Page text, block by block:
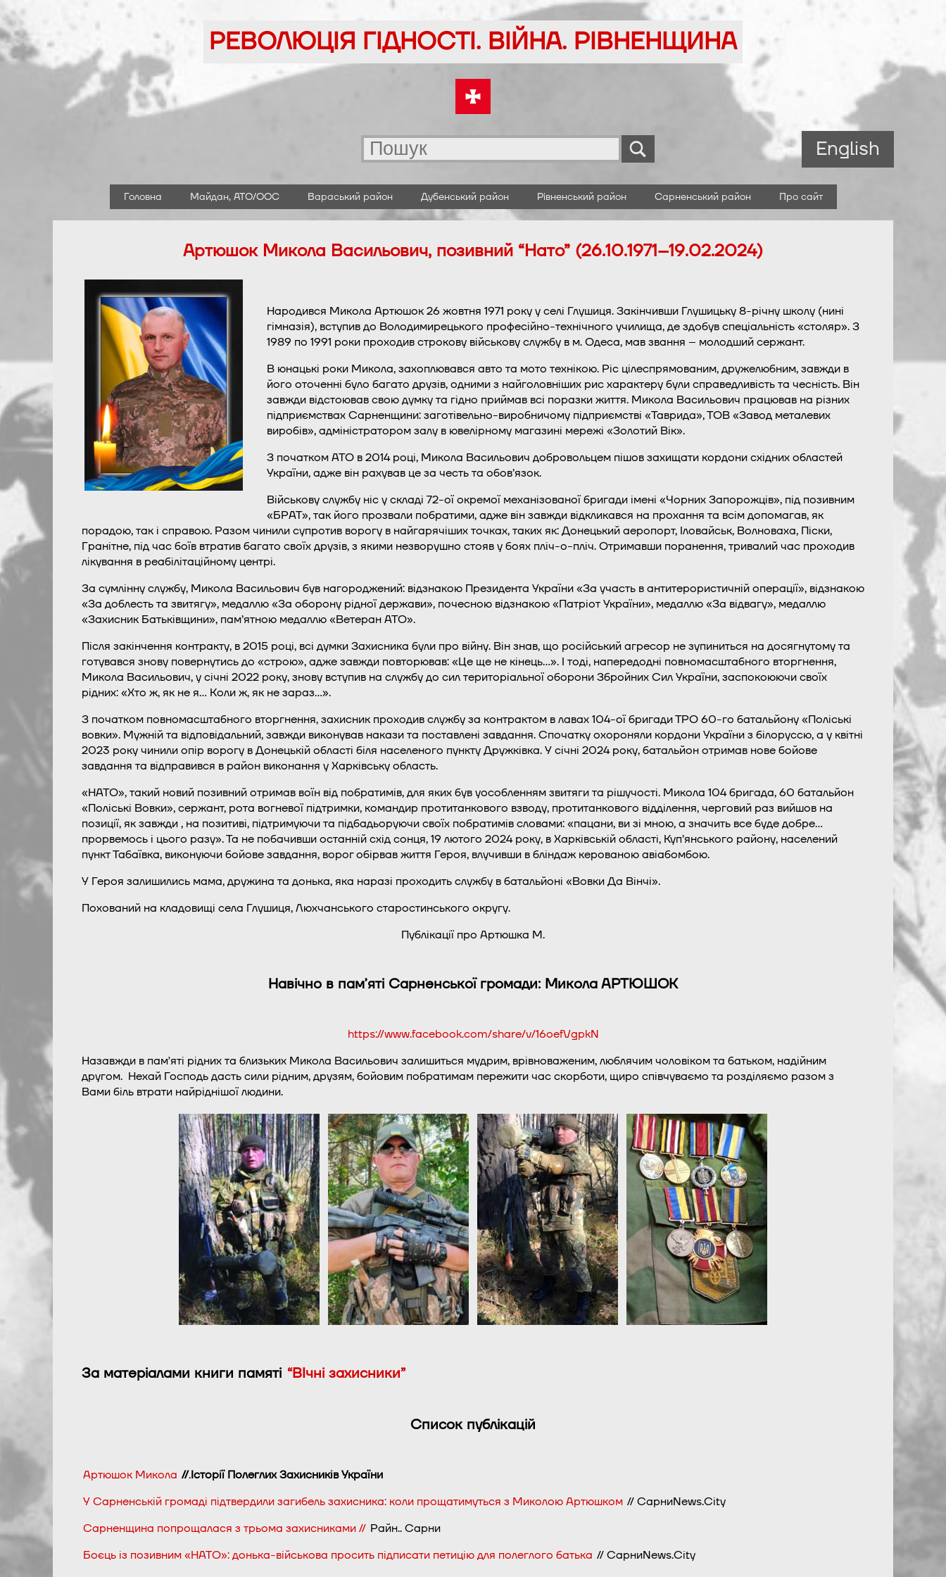
Перейти
до
вмісту
РЕВОЛЮЦІЯ ГІДНОСТІ. ВІЙНА. РІВНЕНЩИНА
English
Головна Майдан, АТО/ООС Вараський район Дубенський район Рівненський район Сарненський район Про сайт
Артюшок Микола Васильович, позивний “Нато” (26.10.1971–19.02.2024)
Народився Микола Артюшок 26 жовтня 1971 року у селі Глушиця. Закінчивши Глушицьку 8-річну школу (нині
гімназія), вступив до Володимирецького професійно-технічного училища, де здобув спеціальність «столяр». З
1989 по 1991 роки проходив строкову військову службу в м. Одеса, мав звання – молодший сержант.
В юнацькі роки Микола, захоплювався авто та мото технікою. Ріс цілеспрямованим, дружелюбним, завжди в
його оточенні було багато друзів, одними з найголовніших рис характеру були справедливість та чесність. Він
завжди відстоював свою думку та гідно приймав всі поразки життя. Микола Васильович працював на різних
підприємствах Сарненщини: заготівельно-виробничому підприємстві «Таврида», ТОВ «Завод металевих
виробів», адміністратором залу в ювелірному магазині мережі «Золотий Вік».
З початком АТО в 2014 році, Микола Васильович добровольцем пішов захищати кордони східних областей
України, адже він рахував це за честь та обов’язок.
Військову службу ніс у складі 72-ої окремої механізованої бригади імені «Чорних Запорожців», під позивним
«БРАТ», так його прозвали побратими, адже він завжди відкликався на прохання та всім допомагав, як
порадою, так і справою. Разом чинили супротив ворогу в найгарячіших точках, таких як: Донецький аеропорт, Іловайськ, Волноваха, Піски,
Гранітне, під час боїв втратив багато своїх друзів, з якими незворушно стояв у боях пліч-о-пліч. Отримавши поранення, тривалий час проходив
лікування в реабілітаційному центрі.
За сумлінну службу, Микола Васильович був нагороджений: відзнакою Президента України «За участь в антитерористичній операції», відзнакою
«За доблесть та звитягу», медаллю «За оборону рідної держави», почесною відзнакою «Патріот України», медаллю «За відвагу», медаллю
«Захисник Батьківщини», пам’ятною медаллю «Ветеран АТО».
Після закінчення контракту, в 2015 році, всі думки Захисника були про війну. Він знав, що російський агресор не зупиниться на досягнутому та
готувався знову повернутись до «строю», адже завжди повторював: «Це ще не кінець…». І тоді, напередодні повномасштабного вторгнення,
Микола Васильович, у січні 2022 року, знову вступив на службу до сил територіальної оборони Збройних Сил України, заспокоюючи своїх
рідних: «Хто ж, як не я… Коли ж, як не зараз…».
З початком повномасштабного вторгнення, захисник проходив службу за контрактом в лавах 104-ої бригади ТРО 60-го батальйону «Поліські
вовки». Мужній та відповідальний, завжди виконував накази та поставлені завдання. Спочатку охороняли кордони України з білоруссю, а у квітні
2023 року чинили опір ворогу в Донецькій області біля населеного пункту Дружківка. У січні 2024 року, батальйон отримав нове бойове
завдання та відправився в район виконання у Харківську область.
«НАТО», такий новий позивний отримав воїн від побратимів, для яких був уособленням звитяги та рішучості. Микола 104 бригада, 60 батальйон
«Поліські Вовки», сержант, рота вогневої підтримки, командир протитанкового взводу, протитанкового відділення, черговий раз вийшов на
позиції, як завжди , на позитиві, підтримуючи та підбадьоруючи своїх побратимів словами: «пацани, ви зі мною, а значить все буде добре…
прорвемось і цього разу». Та не побачивши останній схід сонця, 19 лютого 2024 року, в Харківській області, Куп’янського району, населений
пункт Табаївка, виконуючи бойове завдання, ворог обірвав життя Героя, влучивши в бліндаж керованою авіабомбою.
У Героя залишились мама, дружина та донька, яка наразі проходить службу в батальйоні «Вовки Да Вінчі».
Похований на кладовищі села Глушиця, Люхчанського старостинського округу.
Публікації про Артюшка М.
Навічно в памʼяті Сарненської громади: Микола АРТЮШОК
https://www.facebook.com/share/v/16oefVgpkN
Назавжди в памʼяті рідних та близьких Микола Васильович залишиться мудрим, врівноваженим, люблячим чоловіком та батьком, надійним
другом. Нехай Господь дасть сили рідним, друзям, бойовим побратимам пережити час скорботи, щиро співчуваємо та розділяємо разом з
Вами біль втрати найріднішої людини.
За матеріалами книги памяті “ВІчні захисники”
Список публікацій
Артюшок Микола //.Історії Полеглих Захисників України
У Сарненській громаді підтвердили загибель захисника: коли прощатимуться з Миколою Артюшком // СарниNews.City
Сарненщина попрощалася з трьома захисниками // Райн.. Сарни
Боєць із позивним «НАТО»: донька-військова просить підписати петицію для полеглого батька // СарниNews.City